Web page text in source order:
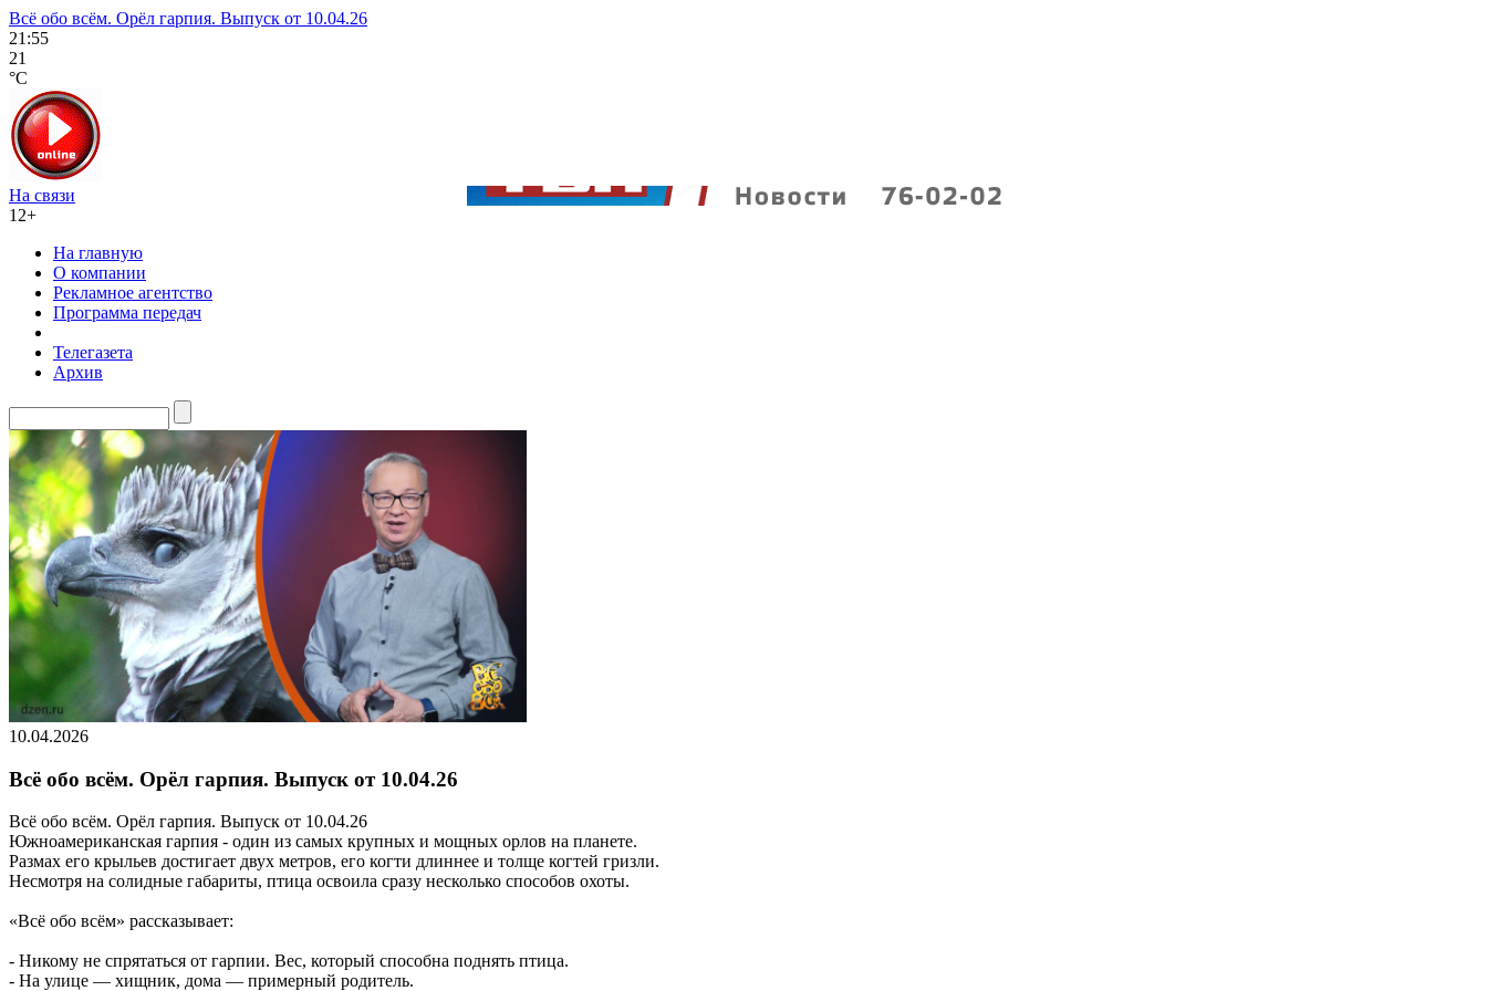
Всё обо всём. Орёл гарпия. Выпуск от 10.04.26
21:55
21
°C
На связи
12+
На главную
О компании
Рекламное агентство
Программа передач
Телегазета
Архив
10.04.2026
Всё обо всём. Орёл гарпия. Выпуск от 10.04.26
Всё обо всём. Орёл гарпия. Выпуск от 10.04.26
Южноамериканская гарпия - один из самых крупных и мощных орлов на планете.
Размах его крыльев достигает двух метров, его когти длиннее и толще когтей гризли.
Несмотря на солидные габариты, птица освоила сразу несколько способов охоты.
«Всё обо всём» рассказывает:
- Никому не спрятаться от гарпии. Вес, который способна поднять птица.
- На улице — хищник, дома — примерный родитель.